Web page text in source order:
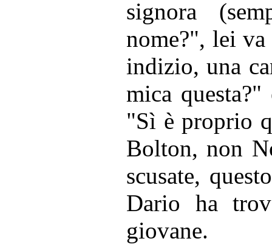
signora
nome?", lei
indizio, una
mica
"Sì è proprio
Bolton, non
scusate,
Dario ha
giovane.